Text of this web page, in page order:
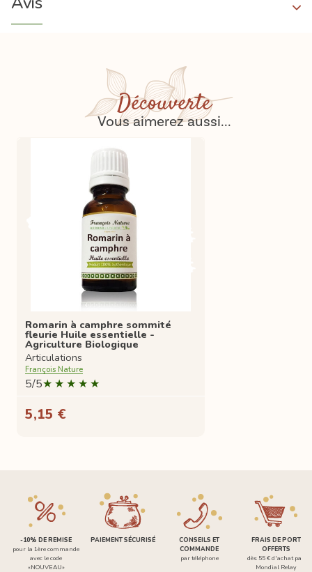
Découverte
Vous aimerez aussi...
Romarin à camphre sommité
fleurie Huile essentielle -
Agriculture Biologique
Articulations
François Nature
5/5
5,15 €
-10% DE REMISE
pour la 1ère commande
avec le code
«NOUVEAU»
PAIEMENT SÉCURISÉ
CONSEILS ET
COMMANDE
par téléphone
FRAIS DE PORT
OFFERTS
dès 55 € d'achat par
Mondial Relay